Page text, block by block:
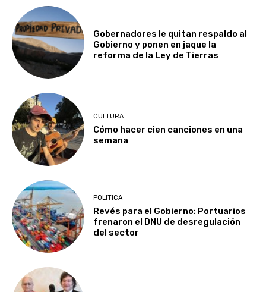
Gobernadores le quitan respaldo al
Gobierno y ponen en jaque la
reforma de la Ley de Tierras
CULTURA
Cómo hacer cien canciones en una
semana
POLITICA
Revés para el Gobierno: Portuarios
frenaron el DNU de desregulación
del sector